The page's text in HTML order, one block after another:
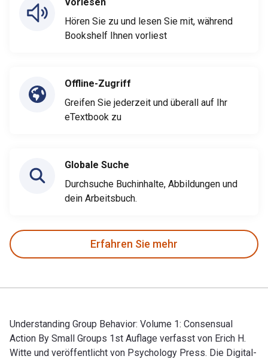
Hören Sie zu und lesen Sie mit, während
Bookshelf Ihnen vorliest
Offline-Zugriff
Greifen Sie jederzeit und überall auf Ihr
eTextbook zu
Globale Suche
Durchsuche Buchinhalte, Abbildungen und
dein Arbeitsbuch.
Erfahren Sie mehr
Understanding Group Behavior: Volume 1: Consensual
Action By Small Groups 1st Auflage verfasst von Erich H.
Witte und veröffentlicht von Psychology Press. Die Digital-